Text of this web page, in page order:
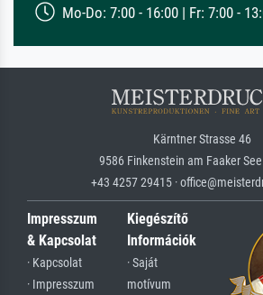
Mo-Do: 7:00 - 16:00 | Fr: 7:00 -
Kärntner Strasse 46
9586 Finkenstein am Faaker See
+43 4257 29415 ·
Impresszum
& Kapcsolat
· Kapcsolat
· Impresszum
Kiegészítő
Információk
· Saját
motívum